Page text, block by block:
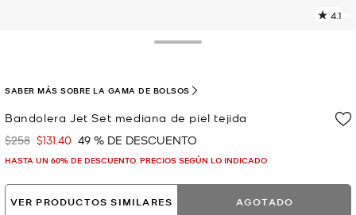
4.1
Bandolera Jet Set mediana de piel tejida
Era
$258 Ahora
$131.40 49 % DE DESCUENTO
HASTA UN 60% DE DESCUENTO. PRECIOS SEGÚN LO INDICADO
SABER MÁS SOBRE LA GAMA DE BOLSOS
VER PRODUCTOS SIMILARES AGOTADO